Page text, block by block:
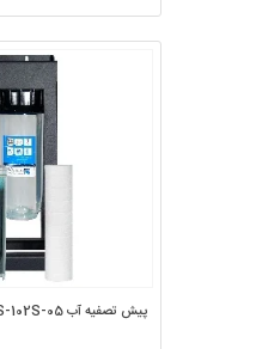
پیش تصفیه آب PTS-102S-05 الیاف کربن با استند